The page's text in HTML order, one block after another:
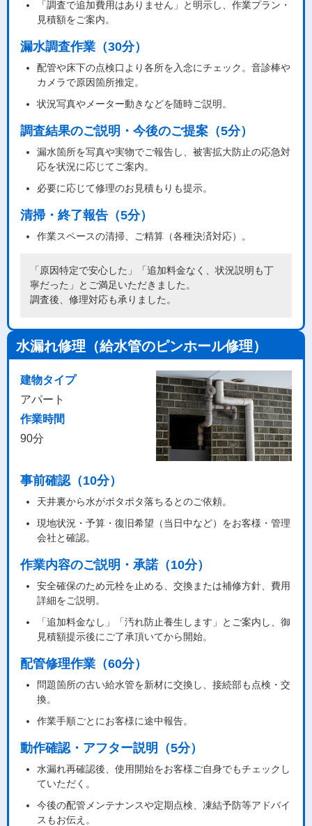
「調査で追加費用はありません」と明示し、作業プラン・
見積額をご案内。
漏水調査作業（30分）
配管や床下の点検口より各所を入念にチェック。音診棒や
カメラで原因箇所推定。
状況写真やメーター動きなどを随時ご説明。
調査結果のご説明・今後のご提案（5分）
漏水箇所を写真や実物でご報告し、被害拡大防止の応急対
応を状況に応じてご案内。
必要に応じて修理のお見積もりも提示。
清掃・終了報告（5分）
作業スペースの清掃、ご精算（各種決済対応）。
「原因特定で安心した」「追加料金なく、状況説明も丁
寧だった」とご満足いただきました。
調査後、修理対応も承りました。
水漏れ修理（給水管のピンホール修理）
建物タイプ
アパート
作業時間
90分
事前確認（10分）
天井裏から水がポタポタ落ちるとのご依頼。
現地状況・予算・復旧希望（当日中など）をお客様・管理
会社と確認。
作業内容のご説明・承諾（10分）
安全確保のため元栓を止める、交換または補修方針、費用
詳細をご説明。
「追加料金なし」「汚れ防止養生します」とご案内し、御
見積額提示後にご了承頂いてから開始。
配管修理作業（60分）
問題箇所の古い給水管を新材に交換し、接続部も点検・交
換。
作業手順ごとにお客様に途中報告。
動作確認・アフター説明（5分）
水漏れ再確認後、使用開始をお客様ご自身でもチェックし
ていただく。
今後の配管メンテナンスや定期点検、凍結予防等アドバイ
スもお伝え。